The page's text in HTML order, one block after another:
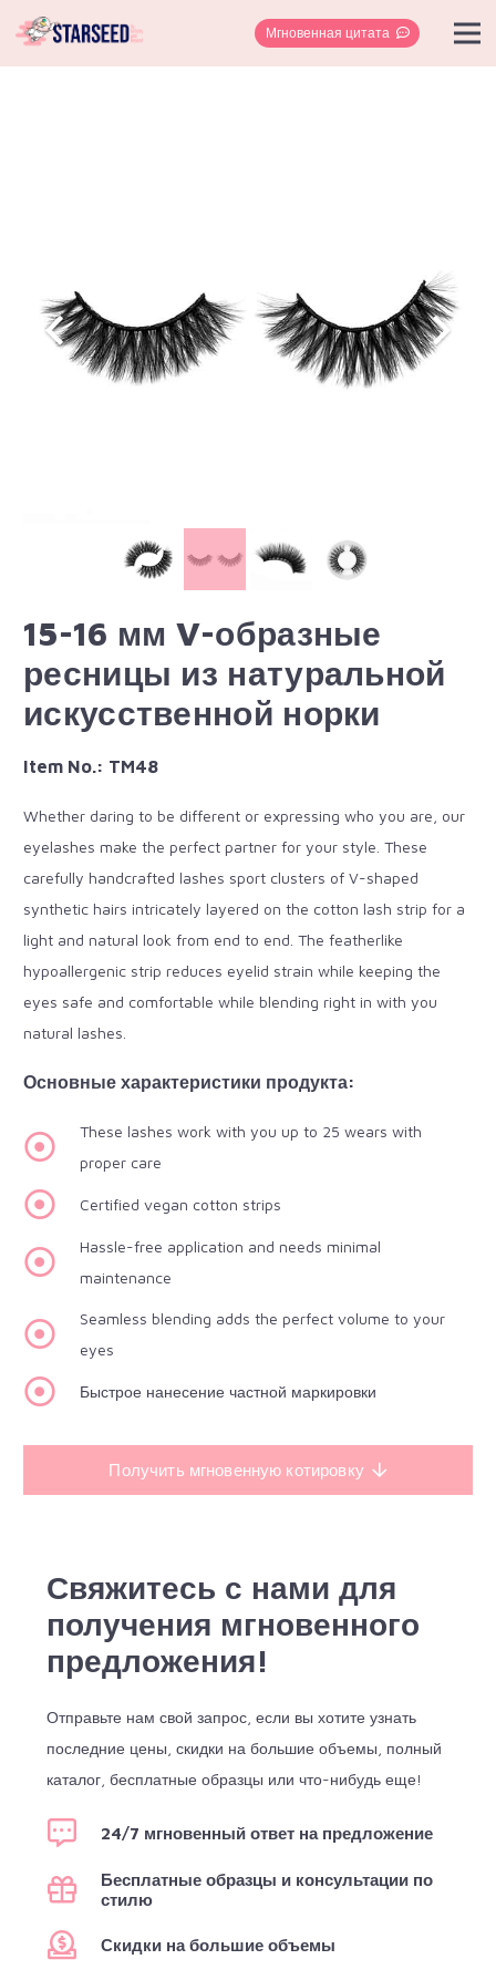
Мгновенная цитата
15-16 мм V-образные
ресницы из натуральной
искусственной норки
Item No.: TM48
Whether daring to be different or expressing who you are, our
eyelashes make the perfect partner for your style. These
carefully handcrafted lashes sport clusters of V-shaped
synthetic hairs intricately layered on the cotton lash strip for a
light and natural look from end to end. The featherlike
hypoallergenic strip reduces eyelid strain while keeping the
eyes safe and comfortable while blending right in with you
natural lashes.
Основные характеристики продукта:
These lashes work with you up to 25 wears with
proper care
Certified vegan cotton strips
Hassle-free application and needs minimal
maintenance
Seamless blending adds the perfect volume to your
eyes
Быстрое нанесение частной маркировки
Получить мгновенную котировку
Свяжитесь с нами для
получения мгновенного
предложения!
Отправьте нам свой запрос, если вы хотите узнать
последние цены, скидки на большие объемы, полный
каталог, бесплатные образцы или что-нибудь еще!
24/7 мгновенный ответ на предложение
Бесплатные образцы и консультации по
стилю
Скидки на большие объемы